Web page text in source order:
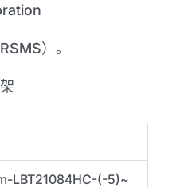
）。
LBT21084HC-(-5)~